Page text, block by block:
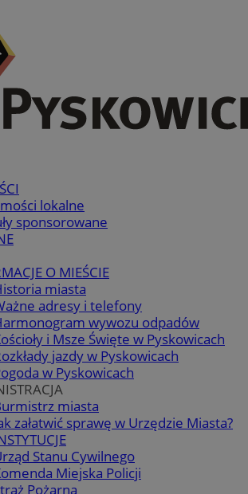
lokalne
sponsorowane
O MIEŚCIE
miasta
adresy i telefony
wywozu odpadów
i Msze Święte w Pyskowicach
jazdy w Pyskowicach
w Pyskowicach
miasta
załatwić sprawę w Urzędzie Miasta?
Stanu Cywilnego
Miejska Policji
Pożarna